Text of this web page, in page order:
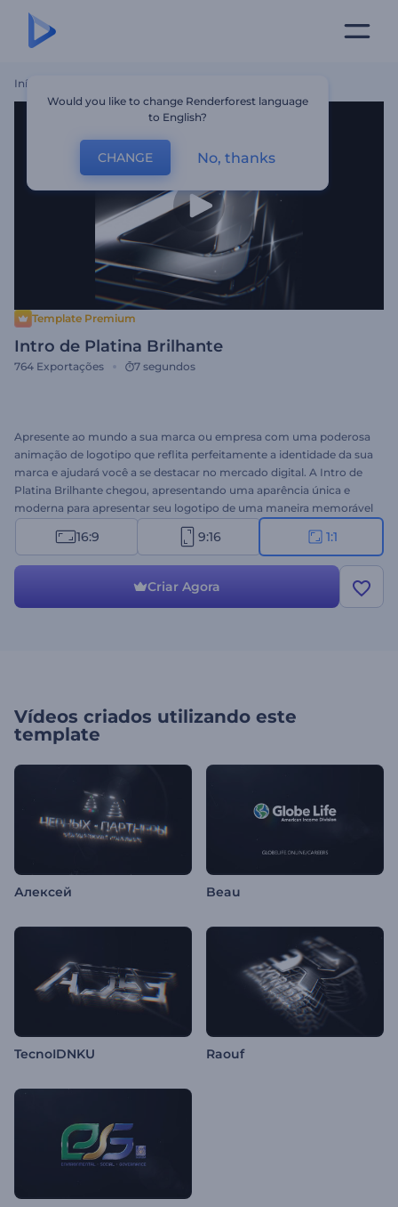
Início
Template Premium
Intro de Platina Brilhante
764 Exportações 7 segundos
Apresente ao mundo a sua marca ou empresa com uma poderosa
animação de logotipo que reflita perfeitamente a identidade da sua
marca e ajudará você a se destacar no mercado digital. A Intro de
Platina Brilhante chegou, apresentando uma aparência única e
moderna para apresentar seu logotipo de uma maneira memorável
e atrair muitos clientes em potencial para sua empresa, marca ou
serviço. Tudo o que você precisa fazer é enviar o seu logotipo,
minutos para obter uma abertura em vídeo animada
profissionalmente. Ideal para promoções de produtos ou serviços,
16:9 9:16 1:1
Criar Agora
Vídeos criados utilizando este
template
Алексей Beau
TecnoIDNKU Raouf
Would you like to change Renderforest language
to English?
CHANGE No, thanks